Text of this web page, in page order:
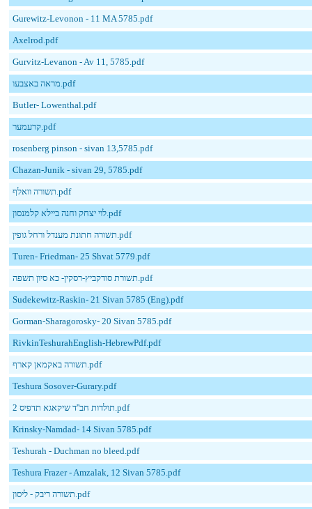
Gurewitz-Levonon - 11 MA 5785.pdf
Axelrod.pdf
Gurvitz-Levanon - Av 11, 5785.pdf
מראה באצבעו.pdf
Butler- Lowenthal.pdf
קרעמער.pdf
rosenberg pinson - sivan 13,5785.pdf
Chazan-Junik - sivan 29, 5785.pdf
תשורה וואלף.pdf
לוי יצחק וחנה ביילא קלמנסון.pdf
תשורה חתונת מענדל ורחל גופין.pdf
Turen- Friedman- 25 Shvat 5779.pdf
תשורת סודקביץ-רסקין- כא סיון תשפה.pdf
Sudekewitz-Raskin- 21 Sivan 5785 (Eng).pdf
Gorman-Sharagorosky- 20 Sivan 5785.pdf
RivkinTeshurahEnglish-HebrewPdf.pdf
תשורה באקמאן קארף.pdf
Teshura Sosover-Gurary.pdf
תולדות חב''ד שיקאגא תדפיס 2.pdf
Krinsky-Namdad- 14 Sivan 5785.pdf
Teshurah - Duchman no bleed.pdf
Teshura Frazer - Amzalak, 12 Sivan 5785.pdf
תשורה ריבק - ליסון.pdf